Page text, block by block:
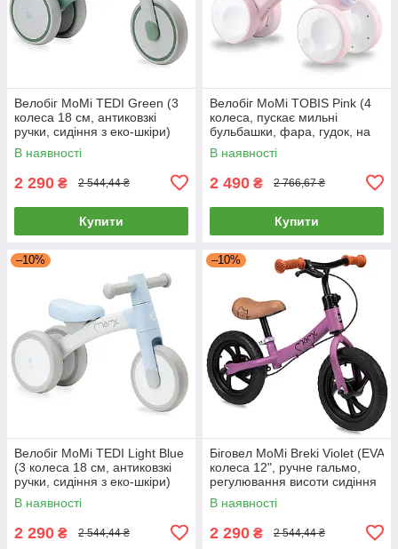
Велобіг MoMi TEDI Green (3
колеса 18 см, антиковзкі
ручки, сидіння з еко-шкіри)
Сіро-Зелений
В наявності
2 290 ₴ 2 544,44 ₴
Купити
Велобіг MoMi TOBIS Pink (4
колеса, пускає мильні
бульбашки, фара, гудок, на
батарейках) Рожевий
В наявності
2 490 ₴ 2 766,67 ₴
Купити
–10%
Велобіг MoMi TEDI Light Blue
(3 колеса 18 см, антиковзкі
ручки, сидіння з еко-шкіри)
Сіро-Блакитний
В наявності
2 290 ₴ 2 544,44 ₴
–10%
Біговел MoMi Breki Violet (EVA
колеса 12", ручне гальмо,
регулювання висоти сидіння
та керма) Фіолетовий
В наявності
2 290 ₴ 2 544,44 ₴